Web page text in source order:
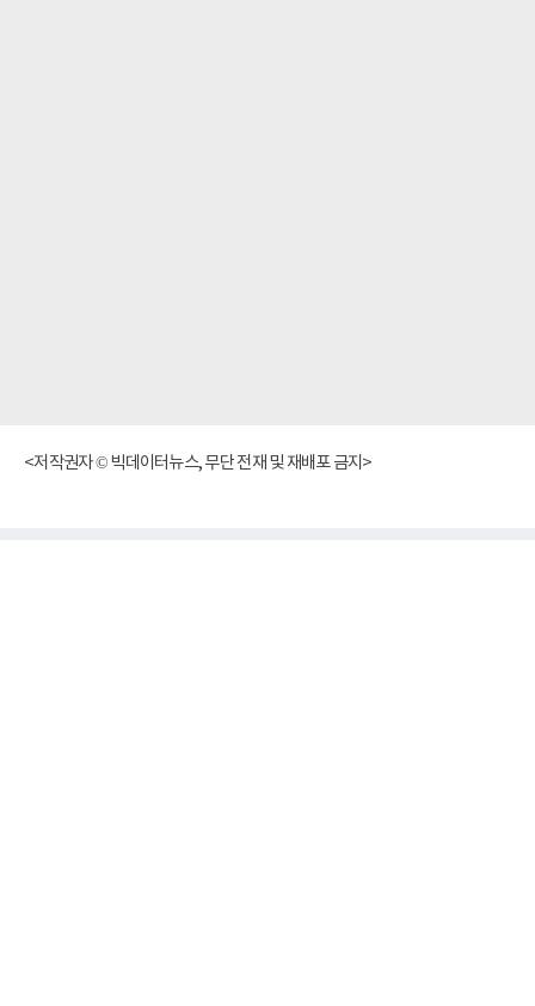
<저작권자 © 빅데이터뉴스, 무단 전재 및 재배포 금지>